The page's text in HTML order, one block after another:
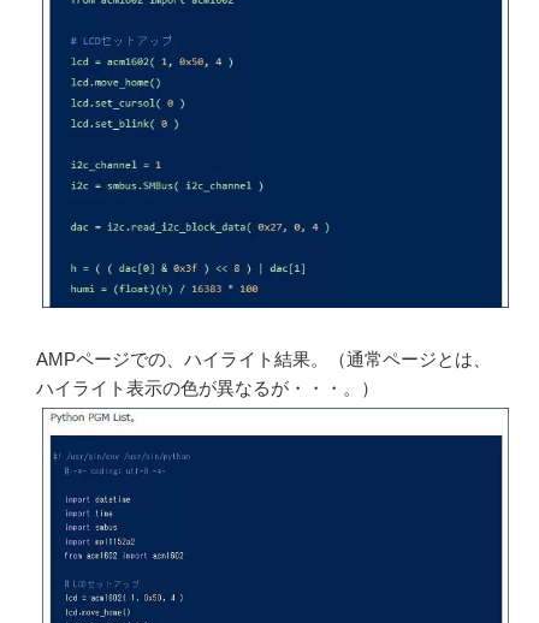
AMPページでの、ハイライト結果。（通常ページとは、
ハイライト表示の色が異なるが・・・。）